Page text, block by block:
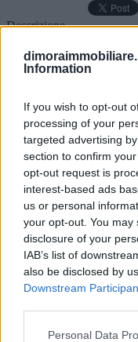
Information
If you wish to opt-out
processing of your
targeted advertising
section to confirm
opt-out request is
interest-based ads
us or personal
your opt-out. You
disclosure of your
IAB’s list of
also be disclosed by
Downstream
Personal Data
Descrizione
Mappa
CIN
composto da ingresso su
matrimoniale, camera
abitabile fronte mare.
ospitare fino a 4 persone
da l€ 1600 per il solo
informazioni,
letto e da bagno. . Classe
Piano
3° Piano
Anno
1995
Disponibilità
Libero
Camere